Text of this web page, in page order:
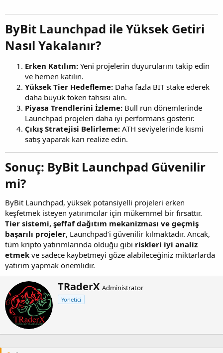
ByBit Launchpad ile Yüksek Getiri
Nasıl Yakalanır?
Erken Katılım: Yeni projelerin duyurularını takip edin
ve hemen katılın.
Yüksek Tier Hedefleme: Daha fazla BIT stake ederek
daha büyük token tahsisi alın.
Piyasa Trendlerini İzleme: Bull run dönemlerinde
Launchpad projeleri daha iyi performans gösterir.
Çıkış Stratejisi Belirleme: ATH seviyelerinde kısmi
satış yaparak karı realize edin.
Sonuç: ByBit Launchpad Güvenilir
mi?
ByBit Launchpad, yüksek potansiyelli projeleri erken
keşfetmek isteyen yatırımcılar için mükemmel bir fırsattır.
Tier sistemi, şeffaf dağıtım mekanizması ve geçmiş
başarılı projeler, Launchpad’i güvenilir kılmaktadır. Ancak,
tüm kripto yatırımlarında olduğu gibi riskleri iyi analiz
etmek ve sadece kaybetmeyi göze alabileceğiniz miktarlarda
yatırım yapmak önemlidir.
Y
a
z
TRaderX Administrator
Yönetici